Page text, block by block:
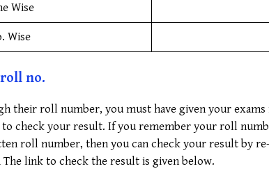
Wise
Wise
no.
their roll number, you must have given your
check your result. If you remember your roll
roll number, then you can check your result by
link to check the result is given below.